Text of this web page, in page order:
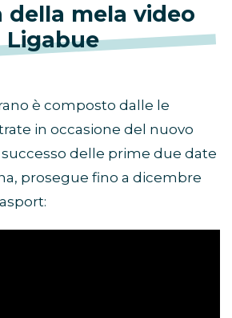
della mela video
Ligabue
è composto dalle le
in occasione del nuovo
delle prime due date
prosegue fino a dicembre